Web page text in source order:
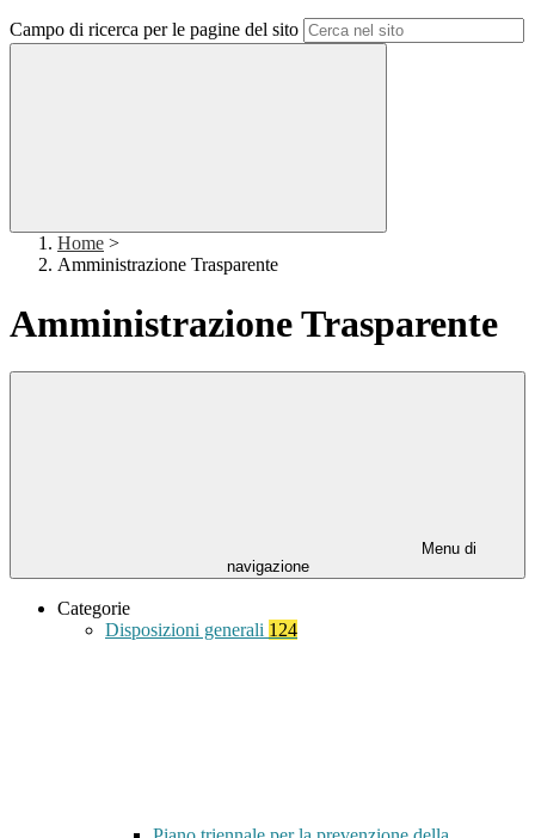
Campo di ricerca per le pagine del sito
Home >
Amministrazione Trasparente
Amministrazione Trasparente
Menu di
navigazione
Categorie
Disposizioni generali 124